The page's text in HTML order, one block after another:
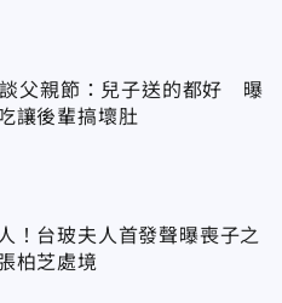
父親節：兒子送的都好 曝
讓後輩搞壞肚
！台玻夫人首發聲曝喪子之
柏芝處境